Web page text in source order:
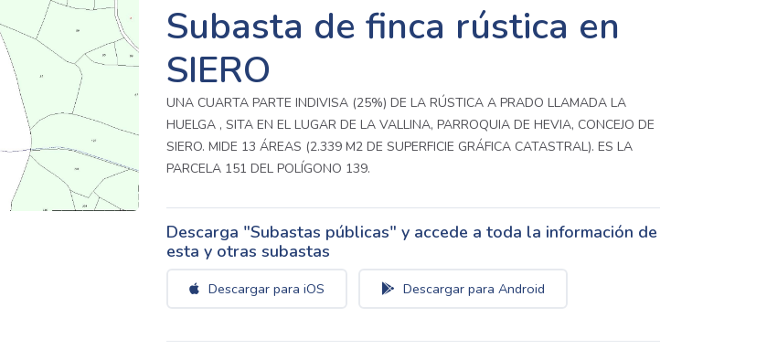
Subasta de finca rústica en
SIERO
UNA CUARTA PARTE INDIVISA (25%) DE LA RÚSTICA A PRADO LLAMADA LA
HUELGA , SITA EN EL LUGAR DE LA VALLINA, PARROQUIA DE HEVIA, CONCEJO DE
SIERO. MIDE 13 ÁREAS (2.339 M2 DE SUPERFICIE GRÁFICA CATASTRAL). ES LA
PARCELA 151 DEL POLÍGONO 139.
Descarga "Subastas públicas" y accede a toda la información de
esta y otras subastas
Descargar para iOS Descargar para Android